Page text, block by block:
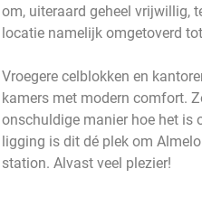
om, uiteraard geheel vrijwillig,
locatie namelijk omgetoverd
Vroegere celblokken en
kamers met modern comfort.
onschuldige manier hoe het is
ligging is dit dé plek om
station. Alvast veel plezier!